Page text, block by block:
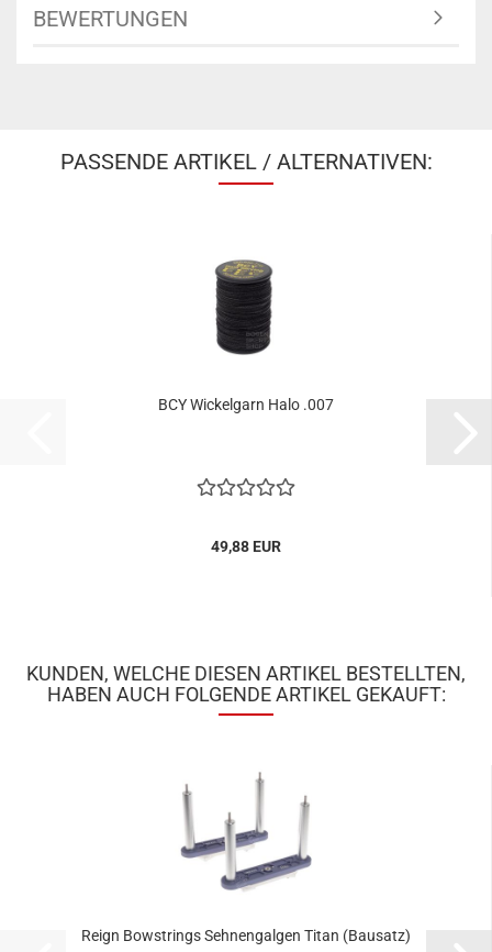
BEWERTUNGEN
PASSENDE ARTIKEL / ALTERNATIVEN:
BCY Wickelgarn Halo .007
49,88 EUR
KUNDEN, WELCHE DIESEN ARTIKEL BESTELLTEN,
HABEN AUCH FOLGENDE ARTIKEL GEKAUFT:
Reign Bowstrings Sehnengalgen Titan (Bausatz)